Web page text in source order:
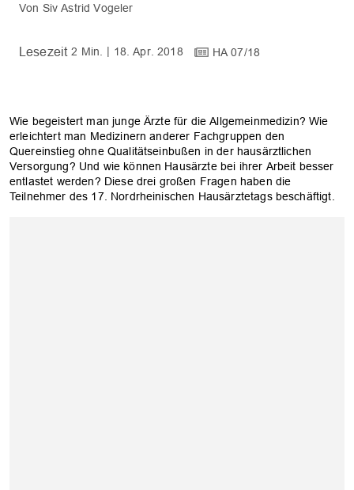
Siv Astrid Vogeler
2 Min. 18. Apr. 2018 HA 07/18
Wie begeistert man junge Ärzte für die Allgemeinmedizin? Wie
erleichtert man Medizinern anderer Fachgruppen den
Quereinstieg ohne Qualitätseinbußen in der hausärztlichen
Versorgung? Und wie können Hausärzte bei ihrer Arbeit besser
entlastet werden? Diese drei großen Fragen haben die
Teilnehmer des 17. Nordrheinischen Hausärztetags beschäftigt.